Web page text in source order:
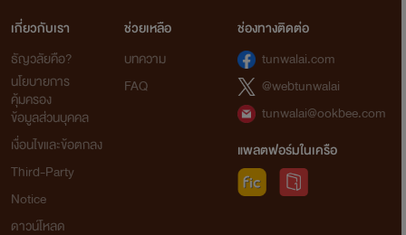
เกี่ยวกับเรา
ธัญวลัยคือ?
นโยบายการ
คุ้มครอง
ข้อมูลส่วนบุคคล
เงื่อนไขและข้อตกลง
Third-Party
Notice
ดาวน์โหลด
ช่วยเหลือ
บทความ
FAQ
ช่องทางติดต่อ
tunwalai.com
@webtunwalai
tunwalai@ookbee.com
แพลตฟอร์มในเครือ